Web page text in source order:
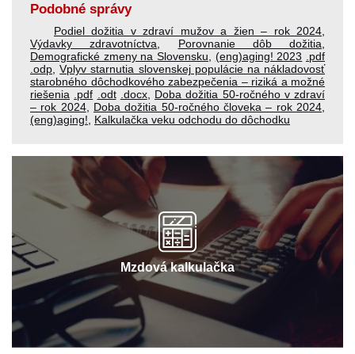
Podobné správy
Podiel dožitia v zdraví mužov a žien – rok 2024
Výdavky zdravotníctva
Porovnanie dôb dožitia
Demografické zmeny na Slovensku
(eng)aging! 2023
.pdf
.odp ,Vplyv starnutia slovenskej populácie na nákladovosť
starobného dôchodkového zabezpečenia – riziká a možné
riešenia
.pdf .odt .docx, Doba dožitia 50‐ročného v zdraví
– rok 2024, Doba dožitia 50‐ročného človeka – rok 2024
(eng)aging!
Kalkulačka veku odchodu do dôchodku
Mzdová kalkulačka